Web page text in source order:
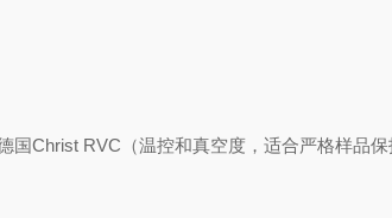
国Christ RVC（温控和真空度，适合严格样品